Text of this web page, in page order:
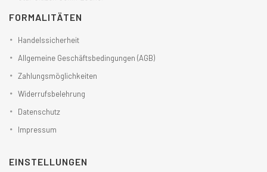
FORMALITÄTEN
Handelssicherheit
Allgemeine Geschäftsbedingungen (AGB)
Zahlungsmöglichkeiten
Widerrufsbelehrung
Datenschutz
Impressum
EINSTELLUNGEN